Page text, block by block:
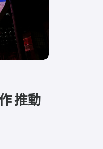
推動